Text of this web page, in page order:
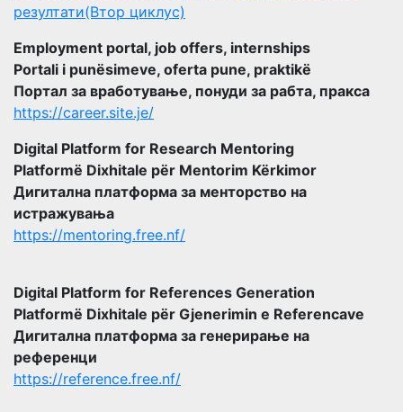
резултати(Втор циклус)
Employment portal, job offers, internships
Portali i punësimeve, oferta pune, praktikë
Портал за вработување, понуди за рабта, пракса
https://career.site.je/
Digital Platform for Research Mentoring
Platformë Dixhitale për Mentorim Kërkimor
Дигитална платформа за менторство на
истражувања
https://mentoring.free.nf/
Digital Platform for References Generation
Platformë Dixhitale për Gjenerimin e Referencave
Дигитална платформа за генерирање на
референци
https://reference.free.nf/